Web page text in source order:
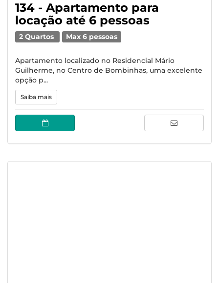
134 - Apartamento para
locação até 6 pessoas
2 Quartos Max 6 pessoas
Apartamento localizado no Residencial Mário
Guilherme, no Centro de Bombinhas, uma excelente
opção p...
Saiba mais